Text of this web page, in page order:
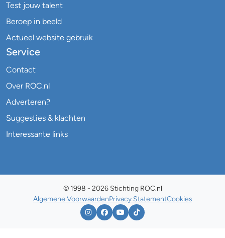
Test jouw talent
Beroep in beeld
Actueel website gebruik
Service
Contact
Over ROC.nl
Adverteren?
Suggesties & klachten
Interessante links
© 1998 - 2026 Stichting ROC.nl
Algemene VoorwaardenPrivacy StatementCookies